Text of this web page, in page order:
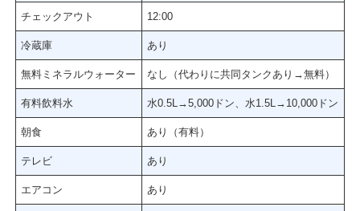
チェックアウト 12:00
冷蔵庫 あり
無料ミネラルウォーター なし（代わりに共同タンクあり→無料）
有料飲料水 水0.5L→5,000ドン、水1.5L→10,000ドン
朝食 あり（有料）
テレビ あり
エアコン あり